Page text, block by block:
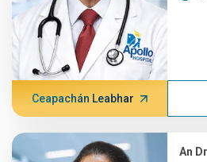
Ceapachán Leabhar
An